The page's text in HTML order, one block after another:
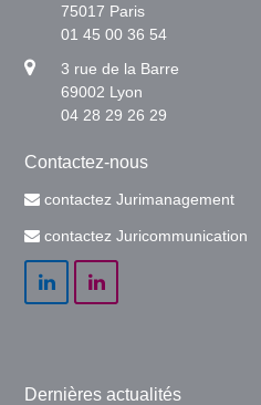
75017 Paris
01 45 00 36 54
3 rue de la Barre
69002 Lyon
04 28 29 26 29
Contactez-nous
contactez Jurimanagement
contactez Juricommunication
LinkedInLinkedIn
Dernières actualités